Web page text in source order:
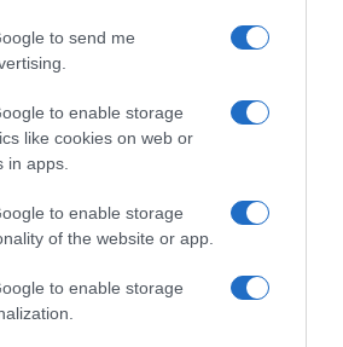
to send me
to enable storage
like cookies on web or
in apps.
to enable storage
of the website or app.
to enable storage
INTÉRESSER